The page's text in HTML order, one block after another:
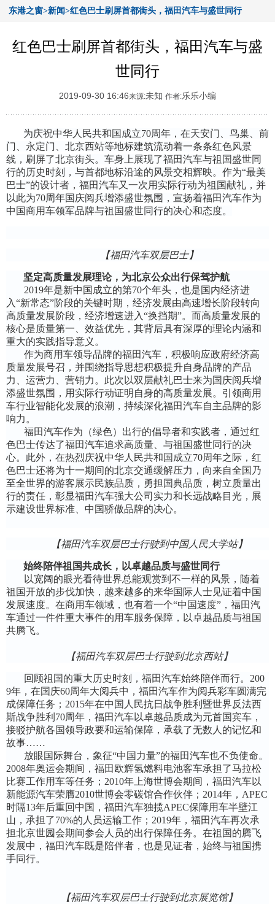
东港之窗>新闻>红色巴士刷屏首都街头，福田汽车与盛世同行
红色巴士刷屏首都街头，福田汽车与盛
世同行
2019-09-30 16:46来源:未知 作者:乐乐小编
为庆祝中华人民共和国成立70周年，在天安门、鸟巢、前
门、永定门、北京西站等地标建筑流动着一条条红色风景
线，刷屏了北京街头。车身上展现了福田汽车与祖国盛世同
行的历史时刻，与首都地标沿途的风景交相辉映。作为“最美
巴士”的设计者，福田汽车又一次用实际行动为祖国献礼，并
以此为70周年国庆阅兵增添盛世氛围，宣扬着福田汽车作为
中国商用车领军品牌与祖国盛世同行的决心和态度。
【福田汽车双层巴士】
坚定高质量发展理论，为北京公众出行保驾护航
2019年是新中国成立的第70个年头，也是国内经济进
入“新常态”阶段的关键时期，经济发展由高速增长阶段转向
高质量发展阶段，经济增速进入“换挡期”。而高质量发展的
核心是质量第一、效益优先，其背后具有深厚的理论内涵和
重大的实践指导意义。
作为商用车领导品牌的福田汽车，积极响应政府经济高
质量发展号召，并围绕指导思想积极提升自身品牌的产品
力、运营力、营销力。此次以双层献礼巴士来为国庆阅兵增
添盛世氛围，用实际行动证明自身的高质量发展。引领商用
车行业智能化发展的浪潮，持续深化福田汽车自主品牌的影
响力 。
福田汽车作为（绿色）出行的倡导者和实践者，通过红
色巴士传达了福田汽车追求高质量、与祖国盛世同行的决
心。此外，在热烈庆祝中华人民共和国成立70周年之际，红
色巴士还将为十一期间的北京交通缓解压力，向来自全国乃
至全世界的游客展示民族品质，勇担国典品质，树立质量出
行的责任，彰显福田汽车强大公司实力和长远战略目光，展
示建设世界标准、中国骄傲品牌的决心。
【福田汽车双层巴士行驶到中国人民大学站】
始终陪伴祖国共成长，以卓越品质与盛世同行
以宽阔的眼光看待世界总能观赏到不一样的风景，随着
祖国开放的步伐加快，越来越多的来华国际人士见证着中国
发展速度。在商用车领域，也有着一个“中国速度”，福田汽
车通过一件件重大事件的用车服务保障，以卓越品质与祖国
共腾飞。
【福田汽车双层巴士行驶到北京西站】
回顾祖国的重大历史时刻，福田汽车始终陪伴而行。 200
9年，在国庆60周年大阅兵中，福田汽车作为阅兵彩车圆满完
成保障任务； 2015年在中国人民抗日战争胜利暨世界反法西
斯战争胜利70周年，福田汽车以卓越品质成为元首国宾车，
接驳护航各国领导政要和运输保障 ， 承载了无数人的记忆和
故事……
放眼国际舞台，象征“中国力量”的福田汽车也不负使命。
2008年奥运会期间，福田欧辉氢燃料电池客车承担了马拉松
比赛工作用车等任务 ； 2010年上海世博会期间，福田汽车以
新能源汽车荣膺2010世博会零碳馆合作伙伴 ； 2014年，APEC
时隔13年后重回中国，福田汽车独揽APEC保障用车半壁江
山，承担了70%的人员运输工作 ； 2019年，福田汽车再次承
担北京世园会期间参会 人员的出行保障任务。在祖国的腾飞
发展中，福田汽车既是陪伴者，也是见证者，始终与祖国携
手同行。
【福田汽车双层巴士行驶到北京展览馆】